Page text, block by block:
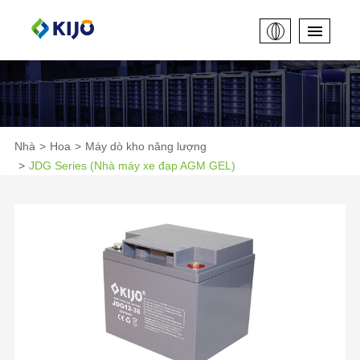
Nhà Hoa
Máy dò kho năng lượng
JDG Series (Nhà máy xe đạp AGM GEL)